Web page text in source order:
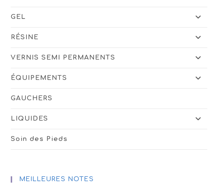
GEL
RÉSINE
VERNIS SEMI PERMANENTS
ÉQUIPEMENTS
GAUCHERS
LIQUIDES
Soin des Pieds
MEILLEURES NOTES